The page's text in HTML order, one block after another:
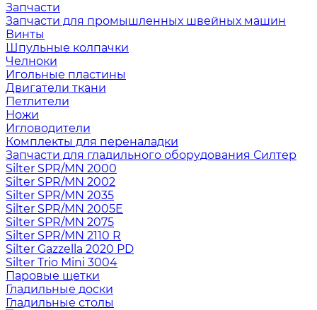
Запчасти
Запчасти для промышленных швейных машин
Винты
Шпульные колпачки
Челноки
Игольные пластины
Двигатели ткани
Петлители
Ножи
Игловодители
Комплекты для переналадки
Запчасти для гладильного оборудования Силтер
Silter SPR/MN 2000
Silter SPR/MN 2002
Silter SPR/MN 2035
Silter SPR/MN 2005E
Silter SPR/MN 2075
Silter SPR/MN 2110 R
Silter Gazzella 2020 PD
Silter Trio Mini 3004
Паровые щетки
Гладильные доски
Гладильные столы